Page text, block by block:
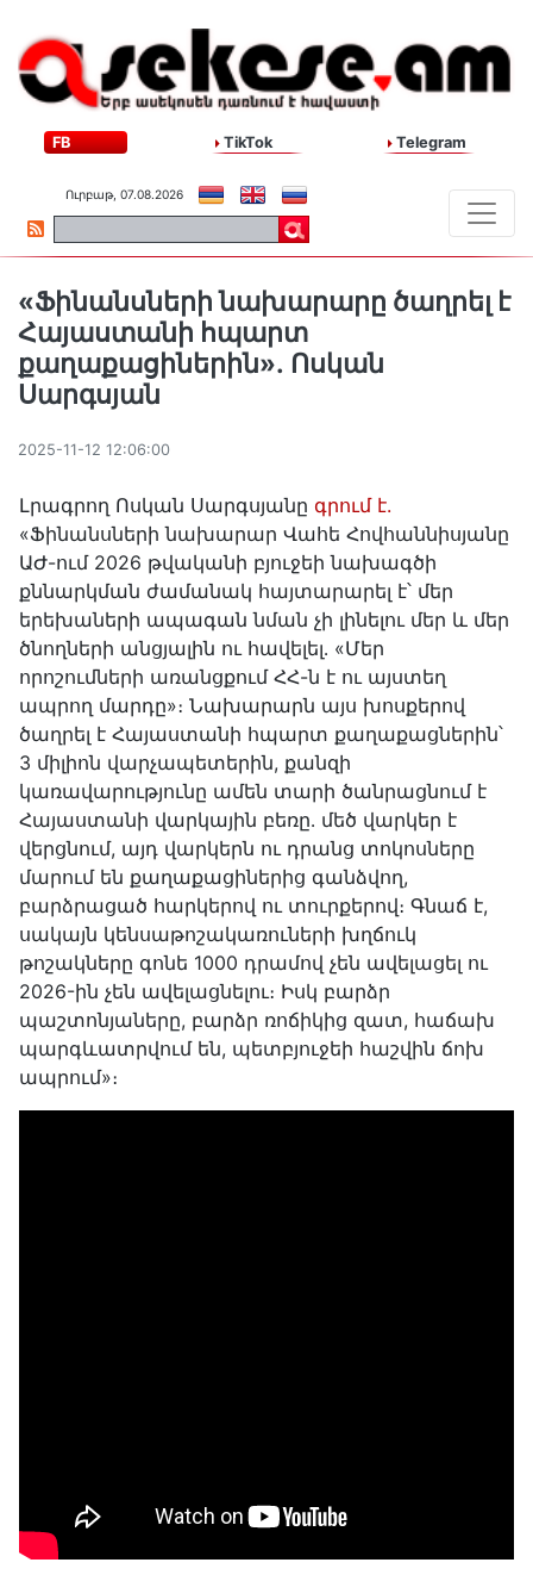
FB TikTok Telegram
Ուրբաթ, 07.08.2026
«Ֆինանսների նախարարը ծաղրել է
Հայաստանի հպարտ
քաղաքացիներին»․ Ոսկան
Սարգսյան
2025-11-12 12:06:00
Լրագրող Ոսկան Սարգսյանը գրում է.
«Ֆինանսների նախարար Վահե Հովհաննիսյանը
ԱԺ-ում 2026 թվականի բյուջեի նախագծի
քննարկման ժամանակ հայտարարել է՝ մեր
երեխաների ապագան նման չի լինելու մեր և մեր
ծնողների անցյալին ու հավելել․ «Մեր
որոշումների առանցքում ՀՀ-ն է ու այստեղ
ապրող մարդը»։ Նախարարն այս խոսքերով
ծաղրել է Հայաստանի հպարտ քաղաքացներին՝
3 միլիոն վարչապետերին, քանզի
կառավարությունը ամեն տարի ծանրացնում է
Հայաստանի վարկային բեռը․ մեծ վարկեր է
վերցնում, այդ վարկերն ու դրանց տոկոսները
մարում են քաղաքացիներից գանձվող,
բարձրացած հարկերով ու տուրքերով։ Գնաճ է,
սակայն կենսաթոշակառուների խղճուկ
թոշակները գոնե 1000 դրամով չեն ավելացել ու
2026-ին չեն ավելացնելու։ Իսկ բարձր
պաշտոնյաները, բարձր ռոճիկից զատ, հաճախ
պարգևատրվում են, պետբյուջեի հաշվին ճոխ
ապրում»։